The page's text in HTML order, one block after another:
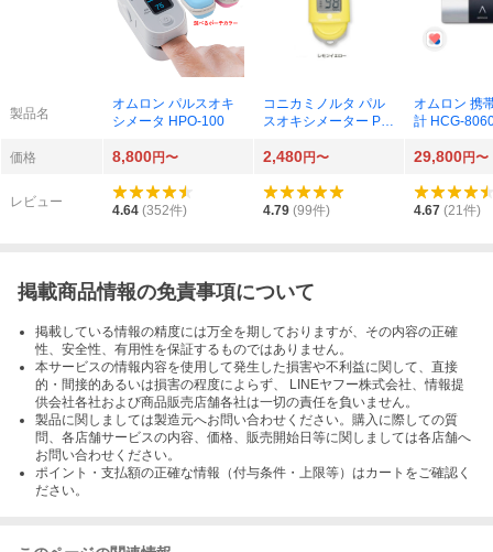
製品名
オムロン パルスオキ
シメータ HPO-100
コニカミノルタ パル
スオキシメーター PU
エロー）
オムロン 携
計 HCG-
価格 8,800円〜 2,480円〜 29,800円〜
レビュー
4.64 (352件) 4.79 (99件) 4.67 (21件)
掲載商品情報の免責事項について
掲載している情報の精度には万全を期しておりますが、その内容の正確
性、安全性、有用性を保証するものではありません。
本サービスの情報内容を使用して発生した損害や不利益に関して、直接
的・間接的あるいは損害の程度によらず、 LINEヤフー株式会社、情報提
供会社各社および商品販売店舗各社は一切の責任を負いません。
製品に関しましては製造元へお問い合わせください。購入に際しての質
問、各店舗サービスの内容、価格、販売開始日等に関しましては各店舗へ
お問い合わせください。
ポイント・支払額の正確な情報（付与条件・上限等）はカートをご確認く
ださい。